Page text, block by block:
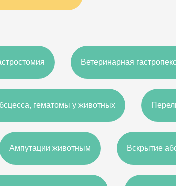
Ветеринарная
гематомы у животных
Ампутации животным Вскрытие